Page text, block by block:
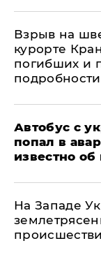
Взрыв на
курорте
погибших и
Автобус с
попал в
известно
На Западе